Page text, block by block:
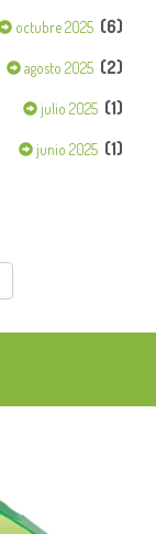
octubre 2025 (6)
agosto 2025 (2)
julio 2025 (1)
junio 2025 (1)